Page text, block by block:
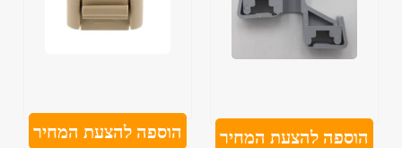
הוספה להצעת המחיר הוספה להצעת המחיר